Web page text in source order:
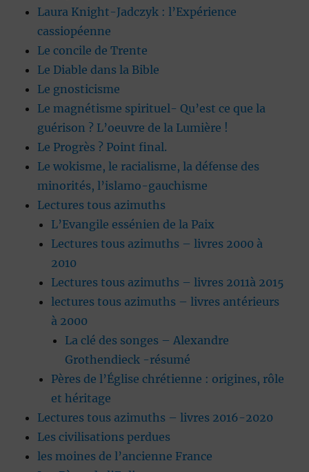
Laura Knight-Jadczyk : l’Expérience
cassiopéenne
Le concile de Trente
Le Diable dans la Bible
Le gnosticisme
Le magnétisme spirituel- Qu’est ce que la
guérison ? L’oeuvre de la Lumière !
Le Progrès ? Point final.
Le wokisme, le racialisme, la défense des
minorités, l’islamo-gauchisme
Lectures tous azimuths
L’Evangile essénien de la Paix
Lectures tous azimuths – livres 2000 à
2010
Lectures tous azimuths – livres 2011à 2015
lectures tous azimuths – livres antérieurs
à 2000
La clé des songes – Alexandre
Grothendieck -résumé
Pères de l’Église chrétienne : origines, rôle
et héritage
Lectures tous azimuths – livres 2016-2020
Les civilisations perdues
les moines de l’ancienne France